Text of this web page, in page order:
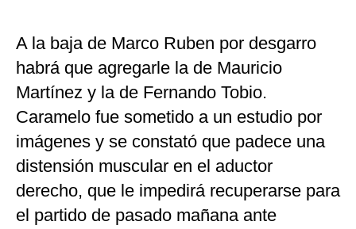
A la baja de Marco Ruben por desgarro
habrá que agregarle la de Mauricio
Martínez y la de Fernando Tobio.
Caramelo fue sometido a un estudio por
imágenes y se constató que padece una
distensión muscular en el aductor
derecho, que le impedirá recuperarse para
el partido de pasado mañana ante